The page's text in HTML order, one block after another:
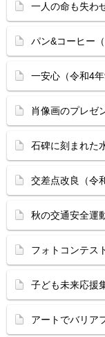
一人の命も失わ
パン&コーヒー
一安心（令和4年
肖像画のプレゼ
石碑に刻まれた
交差点改良（令
秋の交通安全運
フォトコンテス
子ども未来応援
アートでバリア